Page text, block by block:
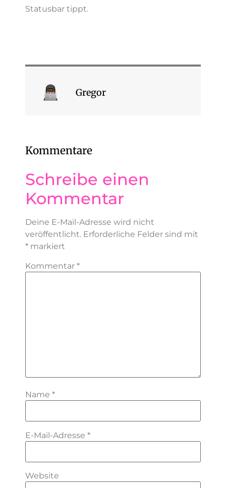
Statusbar tippt.
Gregor
Kommentare
Schreibe einen
Kommentar
Deine E-Mail-Adresse wird nicht
veröffentlicht. Erforderliche Felder sind mit
* markiert
Kommentar *
Name *
E-Mail-Adresse *
Website